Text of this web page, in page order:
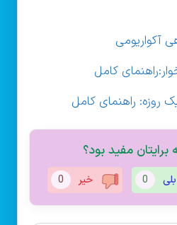
آکواریومی
کامل
روزه: راهنمای کامل
برایتان مفید بود؟
بلی 0 خیر 0